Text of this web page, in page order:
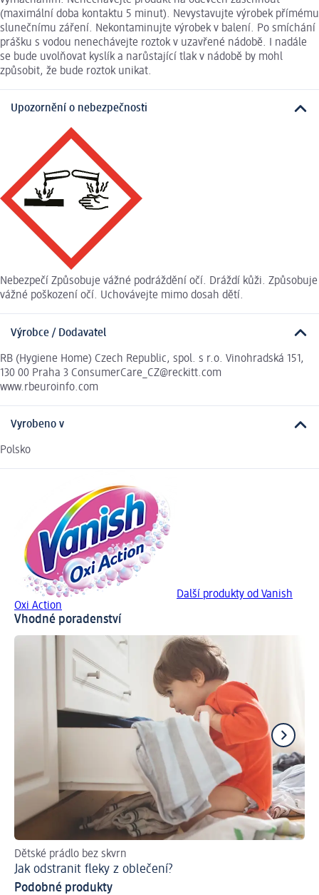
(maximální doba kontaktu 5 minut). Nevystavujte výrobek přímému
slunečnímu záření. Nekontaminujte výrobek v balení. Po smíchání
prášku s vodou nenechávejte roztok v uzavřené nádobě. I nadále
se bude uvolňovat kyslík a narůstající tlak v nádobě by mohl
způsobit, že bude roztok unikat.
Upozornění o nebezpečnosti
Nebezpečí Způsobuje vážné podráždění očí. Dráždí kůži. Způsobuje
vážné poškození očí. Uchovávejte mimo dosah dětí.
Výrobce / Dodavatel
RB (Hygiene Home) Czech Republic, spol. s r.o. Vinohradská 151,
130 00 Praha 3 ConsumerCare_CZ@reckitt.com
www.rbeuroinfo.com
Vyrobeno v
Polsko
Další produkty od Vanish
Oxi Action
Vhodné poradenství
Dětské prádlo bez skvrn
Jak odstranit fleky z oblečení?
Podobné produkty